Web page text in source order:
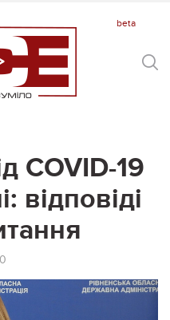
COVID-19
відповіді
0